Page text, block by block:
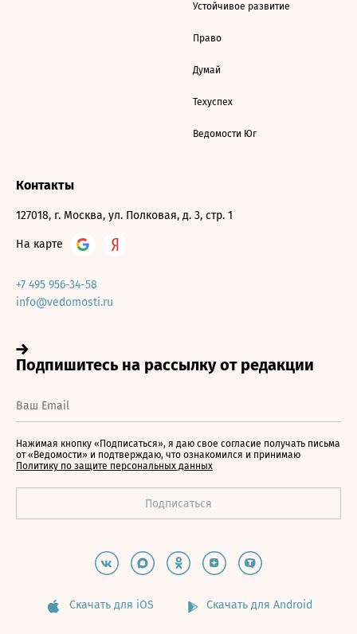
Устойчивое развитие
Право
Думай
Техуспех
Ведомости Юг
Контакты
127018, г. Москва, ул. Полковая, д. 3, стр. 1
На карте
+7 495 956-34-58
info@vedomosti.ru
Нажимая кнопку «Подписаться», я даю свое согласие получать письма
от «Ведомости» и подтверждаю, что ознакомился и принимаю
Политику по защите персональных данных
Скачать для iOS Скачать для Android